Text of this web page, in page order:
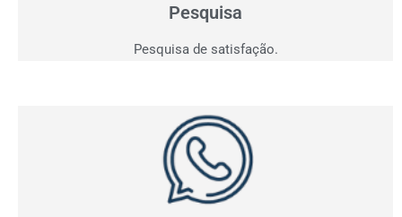
Pesquisa
Pesquisa de satisfação.
Acompanhe em tempo real todas as conversas da sua